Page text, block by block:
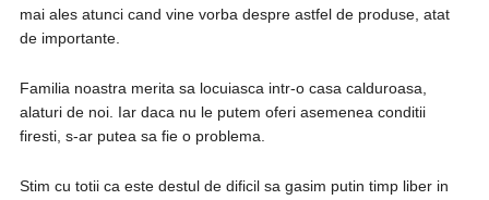
mai ales atunci cand vine vorba despre astfel de produse, atat
de importante.
Familia noastra merita sa locuiasca intr-o casa calduroasa,
alaturi de noi. Iar daca nu le putem oferi asemenea conditii
firesti, s-ar putea sa fie o problema.
Stim cu totii ca este destul de dificil sa gasim putin timp liber in